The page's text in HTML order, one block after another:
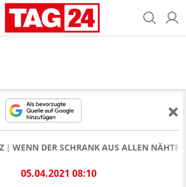
WENN DER SCHRANK AUS ALLEN
05.04.2021 08:10